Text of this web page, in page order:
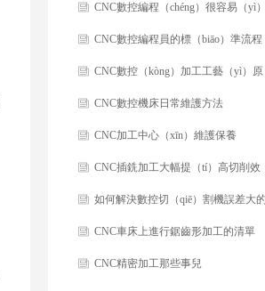
題！
​CNC數控編程（chéng）很容易（yì）
撞（zhuàng）刀與過切的幾（jǐ）種情
況（kuàng）！
​CNC數控編程員的標（biāo）準流程
​​CNC數控（kòng）加工工藝（yì）原
則
​​CNC數控機床日常維護方法
​​CNC加工中心（xīn）維護保養
（yǎng）方法（fǎ），工廠必須重視
（shì）
​​CNC插銑加工大幅提（tí）高切削效
率和（hé）刀具壽命
​如何解決數控切（qiē）割機誤差大的
問題？
​​CNC車床上進行鋸齒形加工的清單
​​CNC精密加工那些事兒